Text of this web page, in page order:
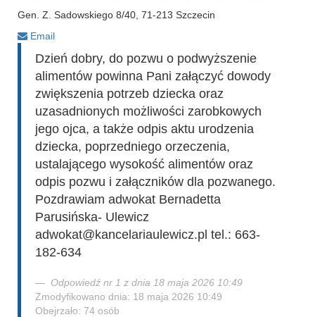
Gen. Z. Sadowskiego 8/40, 71-213 Szczecin
Email
Dzień dobry, do pozwu o podwyższenie
alimentów powinna Pani załączyć dowody
zwiększenia potrzeb dziecka oraz
uzasadnionych możliwości zarobkowych
jego ojca, a także odpis aktu urodzenia
dziecka, poprzedniego orzeczenia,
ustalającego wysokość alimentów oraz
odpis pozwu i załączników dla pozwanego.
Pozdrawiam adwokat Bernadetta
Parusińska- Ulewicz
adwokat@kancelariaulewicz.pl tel.: 663-
182-634
Odpowiedź nr 1 z dnia 18 maja 2026 10:49
Zmodyfikowano dnia: 18 maja 2026 10:49
Obejrzało: 74 osób